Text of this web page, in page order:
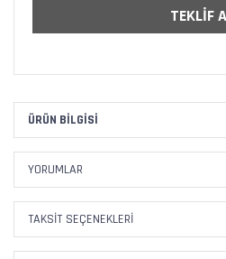
TEKLİF
ÜRÜN BILGISI
YORUMLAR
TAKSIT SEÇENEKLERI